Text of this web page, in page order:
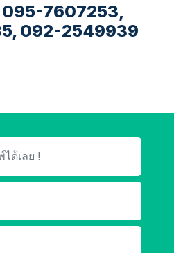
095-7607253,
092-2549939